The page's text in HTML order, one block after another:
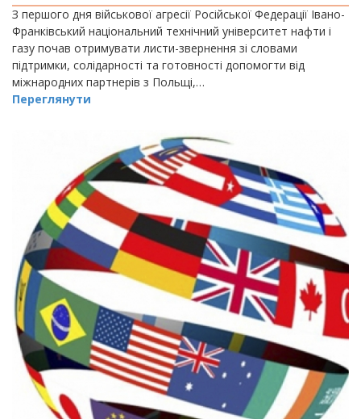
З першого дня військової агресії Російської Федерації Івано-
Франківський національний технічний університет нафти і
газу почав отримувати листи-звернення зі словами
підтримки, солідарності та готовності допомогти від
міжнародних партнерів з Польщі,…
Переглянути